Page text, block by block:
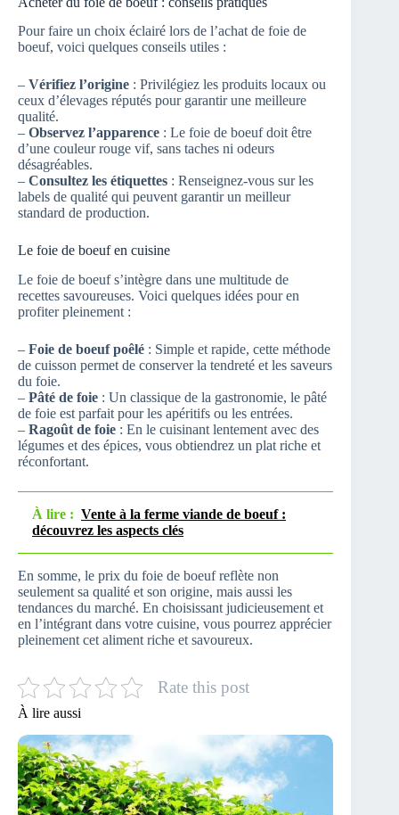
Pour faire un choix éclairé lors de l’achat de foie de
boeuf, voici quelques conseils utiles :
– Vérifiez l’origine : Privilégiez les produits locaux ou
ceux d’élevages réputés pour garantir une meilleure
qualité.
– Observez l’apparence : Le foie de boeuf doit être
d’une couleur rouge vif, sans taches ni odeurs
désagréables.
– Consultez les étiquettes : Renseignez-vous sur les
labels de qualité qui peuvent garantir un meilleur
standard de production.
Le foie de boeuf en cuisine
Le foie de boeuf s’intègre dans une multitude de
recettes savoureuses. Voici quelques idées pour en
profiter pleinement :
– Foie de boeuf poêlé : Simple et rapide, cette méthode
de cuisson permet de conserver la tendreté et les saveurs
du foie.
– Pâté de foie : Un classique de la gastronomie, le pâté
de foie est parfait pour les apéritifs ou les entrées.
– Ragoût de foie : En le cuisinant lentement avec des
légumes et des épices, vous obtiendrez un plat riche et
réconfortant.
À lire : Vente à la ferme viande de boeuf :
découvrez les aspects clés
En somme, le prix du foie de boeuf reflète non
seulement sa qualité et son origine, mais aussi les
tendances du marché. En choisissant judicieusement et
en l’intégrant dans votre cuisine, vous pourrez apprécier
pleinement cet aliment riche et savoureux.
Rate this post
À lire aussi